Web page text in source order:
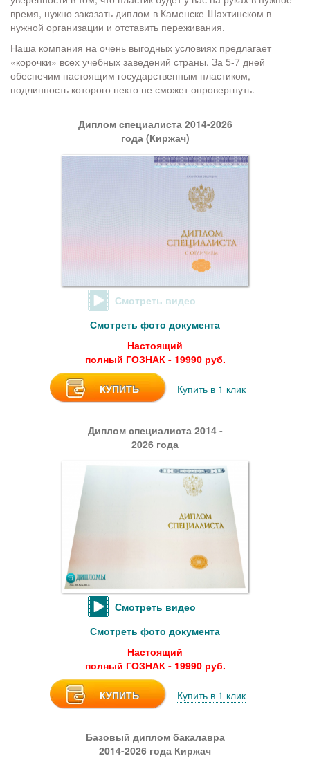
время, нужно заказать диплом в Каменске-Шахтинском в
нужной организации и отставить переживания.
Наша компания на очень выгодных условиях предлагает
«корочки» всех учебных заведений страны. За 5-7 дней
обеспечим настоящим государственным пластиком,
подлинность которого некто не сможет опровергнуть.
Диплом специалиста 2014-2026
года (Киржач)
Смотреть видео
Смотреть фото документа
Настоящий
полный ГОЗНАК - 19990 руб.
КУПИТЬ Купить в 1 клик
Диплом специалиста 2014 -
2026 года
Смотреть видео
Смотреть фото документа
Настоящий
полный ГОЗНАК - 19990 руб.
КУПИТЬ Купить в 1 клик
Базовый диплом бакалавра
2014-2026 года Киржач